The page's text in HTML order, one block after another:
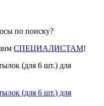
по поиску?
СПЕЦИАЛИСТАМ!